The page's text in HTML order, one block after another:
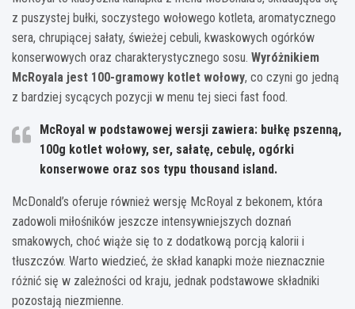
z puszystej bułki, soczystego wołowego kotleta, aromatycznego
sera, chrupiącej sałaty, świeżej cebuli, kwaskowych ogórków
konserwowych oraz charakterystycznego sosu. Wyróżnikiem
McRoyala jest 100-gramowy kotlet wołowy, co czyni go jedną
z bardziej sycących pozycji w menu tej sieci fast food.
McRoyal w podstawowej wersji zawiera: bułkę pszenną,
100g kotlet wołowy, ser, sałatę, cebulę, ogórki
konserwowe oraz sos typu thousand island.
McDonald’s oferuje również wersję McRoyal z bekonem, która
zadowoli miłośników jeszcze intensywniejszych doznań
smakowych, choć wiąże się to z dodatkową porcją kalorii i
tłuszczów. Warto wiedzieć, że skład kanapki może nieznacznie
różnić się w zależności od kraju, jednak podstawowe składniki
pozostają niezmienne.